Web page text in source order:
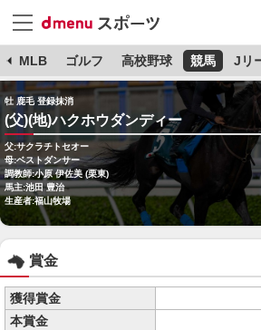
MLB ゴルフ 高校野球 競馬 Jリ
牡 鹿毛 登録抹消
(父)(地)ハクホウダンディー
父:サクラチトセオー
母:ベストダンサー
調教師:小原 伊佐美 (栗東)
馬主:池田 豊治
生産者:福山牧場
賞金
獲得賞金
本賞金